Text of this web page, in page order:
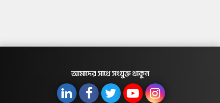
আমাদের সাথে সংযুক্ত থাকুন